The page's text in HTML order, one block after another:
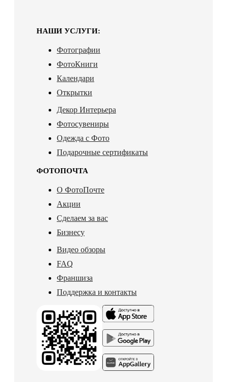
НАШИ УСЛУГИ:
Фотографии
ФотоКниги
Календари
Открытки
Декор Интерьера
Фотосувениры
Одежда с Фото
Подарочные сертификаты
ФОТОПОЧТА
О ФотоПочте
Акции
Сделаем за вас
Бизнесу
Видео обзоры
FAQ
Франшиза
Поддержка и контакты